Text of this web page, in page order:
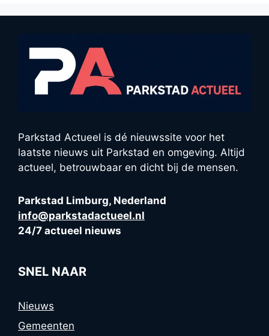
Parkstad Actueel is dé nieuwssite voor het
laatste nieuws uit Parkstad en omgeving. Altijd
actueel, betrouwbaar en dicht bij de mensen.
Parkstad Limburg, Nederland
info@parkstadactueel.nl
24/7 actueel nieuws
SNEL NAAR
Nieuws
Gemeenten